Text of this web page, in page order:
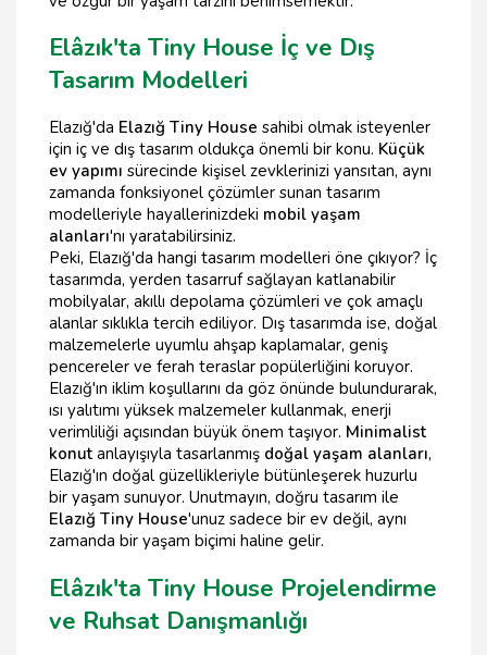
Elâzık'ta Tiny House İç ve Dış
Tasarım Modelleri
Elazığ'da Elazığ Tiny House sahibi olmak isteyenler
için iç ve dış tasarım oldukça önemli bir konu. Küçük
ev yapımı sürecinde kişisel zevklerinizi yansıtan, aynı
zamanda fonksiyonel çözümler sunan tasarım
modelleriyle hayallerinizdeki mobil yaşam
alanları'nı yaratabilirsiniz.
Peki, Elazığ'da hangi tasarım modelleri öne çıkıyor? İç
tasarımda, yerden tasarruf sağlayan katlanabilir
mobilyalar, akıllı depolama çözümleri ve çok amaçlı
alanlar sıklıkla tercih ediliyor. Dış tasarımda ise, doğal
malzemelerle uyumlu ahşap kaplamalar, geniş
pencereler ve ferah teraslar popülerliğini koruyor.
Elazığ'ın iklim koşullarını da göz önünde bulundurarak,
ısı yalıtımı yüksek malzemeler kullanmak, enerji
verimliliği açısından büyük önem taşıyor. Minimalist
konut anlayışıyla tasarlanmış doğal yaşam alanları,
Elazığ'ın doğal güzellikleriyle bütünleşerek huzurlu
bir yaşam sunuyor. Unutmayın, doğru tasarım ile
Elazığ Tiny House'unuz sadece bir ev değil, aynı
zamanda bir yaşam biçimi haline gelir.
Elâzık'ta Tiny House Projelendirme
ve Ruhsat Danışmanlığı